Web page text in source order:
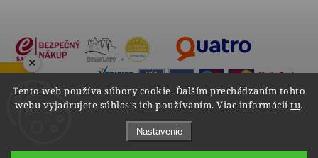
Tento web používa súbory cookie. Ďalším prechádzaním tohto
webu vyjadrujete súhlas s ich používaním. Viac informáciítu.
Nastavenie
×